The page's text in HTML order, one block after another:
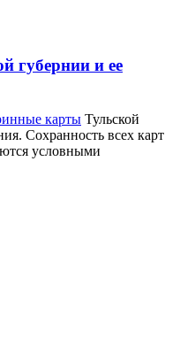
губернии и ее
карты Тульской
Сохранность всех карт
условными